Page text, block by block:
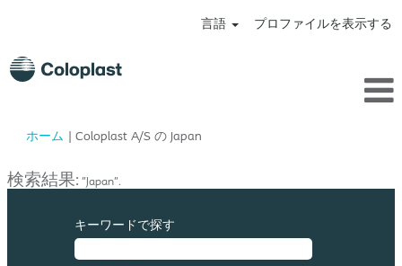
言語 プロファイルを表示する
ホーム | Coloplast A/S の Japan
ペ
検索結果: "Japan".
キーワードで探す